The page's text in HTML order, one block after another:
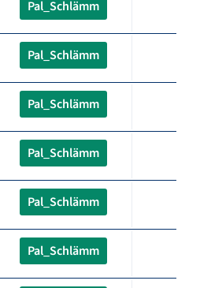
Pal_Schlämm
Pal_Schlämm
Pal_Schlämm
Pal_Schlämm
Pal_Schlämm
Pal_Schlämm